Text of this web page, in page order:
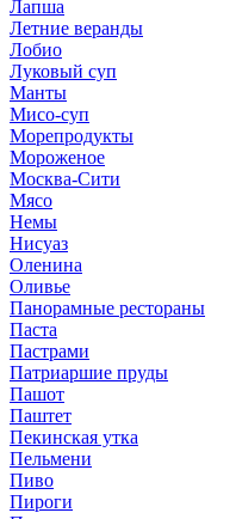
Лапша
Летние веранды
Лобио
Луковый суп
Манты
Мисо-суп
Морепродукты
Мороженое
Москва-Сити
Мясо
Немы
Нисуаз
Оленина
Оливье
Панорамные рестораны
Паста
Пастрами
Патриаршие пруды
Пашот
Паштет
Пекинская утка
Пельмени
Пиво
Пироги